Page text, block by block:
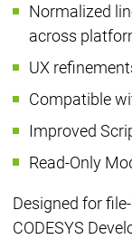
Normalized
across
UX
Compatible
Improved
Read-Only
Designed for
CODESYS